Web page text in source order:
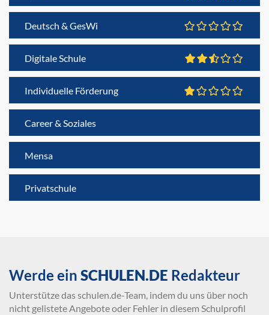
Deutsch & GesWi
Digitale Schule
Individuelle Förderung
Career & Soziales
Mensa
Privatschule
Werde ein SCHULEN.DE Redakteur
Unterstütze das schulen.de-Team, indem du uns über noch
nicht gelistete Angebote oder Fehler in diesem Schulprofil